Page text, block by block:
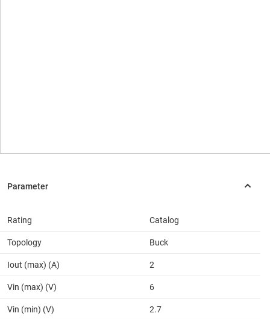
Rating Catalog
Topology Buck
Iout (max) (A) 2
Vin (max) (V) 6
Vin (min) (V) 2.7